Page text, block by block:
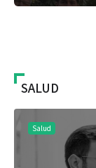
SALUD
Salud